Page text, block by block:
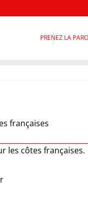
PRENEZ LA
françaises
les côtes françaises.